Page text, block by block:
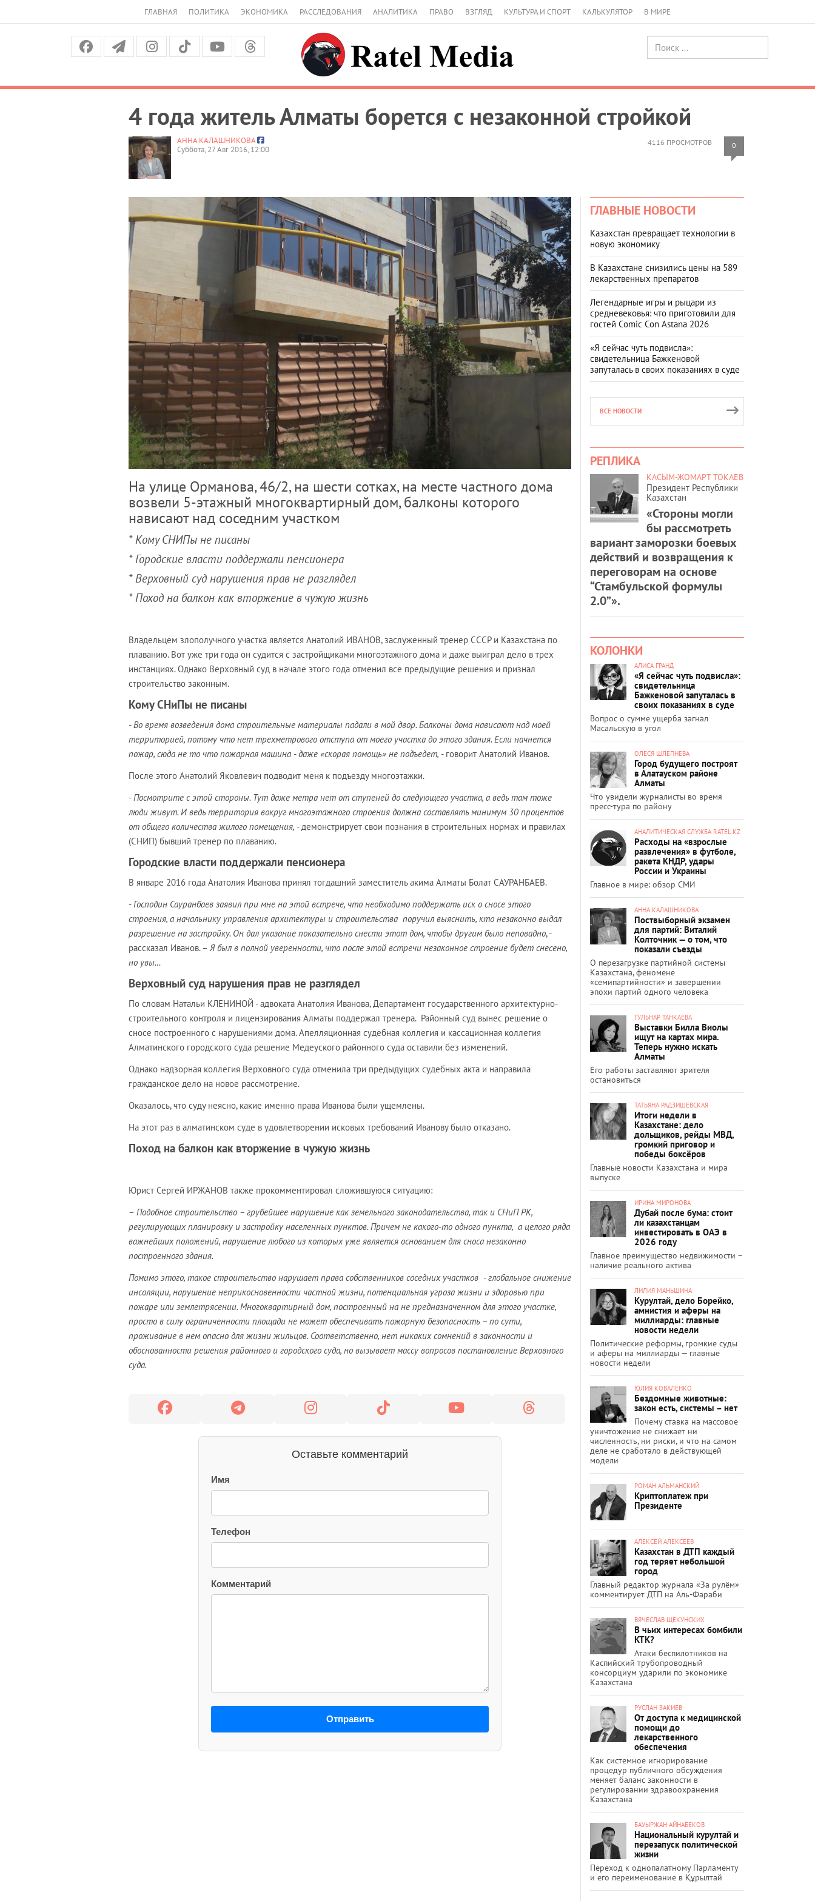
ГЛАВНАЯ ПОЛИТИКА ЭКОНОМИКА РАССЛЕДОВАНИЯ АНАЛИТИКА ПРАВО ВЗГЛЯД КУЛЬТУРА И СПОРТ КАЛЬКУЛЯТОР В МИРЕ
4 года житель Алматы борется с незаконной стройкой
4116 ПРОСМОТРОВ 0
АННА КАЛАШНИКОВА
Суббота, 27 Авг 2016, 12:00
На улице Орманова, 46/2, на шести сотках, на месте частного дома
возвели 5-этажный многоквартирный дом, балконы которого
нависают над соседним участком
* Кому СНИПы не писаны
* Городские власти поддержали пенсионера
* Верховный суд нарушения прав не разглядел
* Поход на балкон как вторжение в чужую жизнь
Владельцем злополучного участка является Анатолий ИВАНОВ, заслуженный тренер СССР и Казахстана по
плаванию. Вот уже три года он судится с застройщиками многоэтажного дома и даже выиграл дело в трех
инстанциях. Однако Верховный суд в начале этого года отменил все предыдущие решения и признал
строительство законным.
Кому СНиПы не писаны
- Во время возведения дома строительные материалы падали в мой двор. Балконы дома нависают над моей
территорией, потому что нет трехметрового отступа от моего участка до этого здания. Если начнется
пожар, сюда не то что пожарная машина - даже «скорая помощь» не подъедет, - говорит Анатолий Иванов.
После этого Анатолий Яковлевич подводит меня к подъезду многоэтажки.
-Посмотрите с этой стороны. Тут даже метра нет от ступеней до следующего участка, а ведь там тоже
люди живут. И ведь территория вокруг многоэтажного строения должна составлять минимум 30 процентов
от общего количества жилого помещения, -демонстрирует свои познания в строительных нормах и правилах
(СНИП) бывший тренер по плаванию.
Городские власти поддержали пенсионера
В январе 2016 года Анатолия Иванова принял тогдашний заместитель акима Алматы Болат САУРАНБАЕВ.
- Господин Сауранбаев заявил при мне на этой встрече, что необходимо поддержать иск о сносе этого
строения, а начальнику управления архитектуры и строительства поручил выяснить, кто незаконно выдал
разрешение на застройку. Он дал указание показательно снести этот дом, чтобы другим было неповадно, -
рассказал Иванов. – Я был в полной уверенности, что после этой встречи незаконное строение будет снесено,
но увы…
Верховный суд нарушения прав не разглядел
По словам Натальи КЛЕНИНОЙ - адвоката Анатолия Иванова, Департамент государственного архитектурно-
строительного контроля и лицензирования Алматы поддержал тренера. Районный суд вынес решение о
сносе построенного с нарушениями дома. Апелляционная судебная коллегия и кассационная коллегия
Алматинского городского суда решение Медеуского районного суда оставили без изменений.
Однако надзорная коллегия Верховного суда отменила три предыдущих судебных акта и направила
гражданское дело на новое рассмотрение.
Оказалось, что суду неясно, какие именно права Иванова были ущемлены.
На этот раз в алматинском суде в удовлетворении исковых требований Иванову было отказано.
Поход на балкон как вторжение в чужую жизнь
Юрист Сергей ИРЖАНОВ также прокомментировал сложившуюся ситуацию:
– Подобное строительство – грубейшее нарушение как земельного законодательства, так и СНиП РК,
регулирующих планировку и застройку населенных пунктов. Причем не какого-то одного пункта, а целого ряда
важнейших положений, нарушение любого из которых уже является основанием для сноса незаконно
построенного здания.
Помимо этого, такое строительство нарушает права собственников соседних участков - глобальное снижение
инсоляции, нарушение неприкосновенности частной жизни, потенциальная угроза жизни и здоровью при
пожаре или землетрясении. Многоквартирный дом, построенный на не предназначенном для этого участке,
просто в силу ограниченности площади не может обеспечивать пожарную безопасность – по сути,
проживание в нем опасно для жизни жильцов. Соответственно, нет никаких сомнений в законности и
обоснованности решения районного и городского суда, но вызывает массу вопросов постановление Верховного
суда.
Оставьте комментарий
Имя
Телефон
Комментарий
Отправить
ГЛАВНЫЕ НОВОСТИ
Казахстан превращает технологии в
новую экономику
В Казахстане снизились цены на 589
лекарственных препаратов
Легендарные игры и рыцари из
средневековья: что приготовили для
гостей Comic Con Astana 2026
«Я сейчас чуть подвисла»:
свидетельница Бажкеновой
запуталась в своих показаниях в суде
ВСЕ НОВОСТИ
РЕПЛИКА
КАСЫМ-ЖОМАРТ ТОКАЕВ
Президент Республики
Казахстан
«Стороны могли
бы рассмотреть
вариант заморозки боевых
действий и возвращения к
переговорам на основе
“Стамбульской формулы
2.0”».
КОЛОНКИ
АЛИСА ГРАНД
«Я сейчас чуть подвисла»:
свидетельница
Бажкеновой запуталась в
своих показаниях в суде
Вопрос о сумме ущерба загнал
Масальскую в угол
ОЛЕСЯ ШЛЕПНЕВА
Город будущего построят
в Алатауском районе
Алматы
Что увидели журналисты во время
пресс-тура по району
АНАЛИТИЧЕСКАЯ СЛУЖБА RATEL.KZ
Расходы на «взрослые
развлечения» в футболе,
ракета КНДР, удары
России и Украины
Главное в мире: обзор СМИ
АННА КАЛАШНИКОВА
Поствыборный экзамен
для партий: Виталий
Колточник — о том, что
показали съезды
О перезагрузке партийной системы
Казахстана, феномене
«семипартийности» и завершении
эпохи партий одного человека
ГУЛЬНАР ТАНКАЕВА
Выставки Билла Виолы
ищут на картах мира.
Теперь нужно искать
Алматы
Его работы заставляют зрителя
остановиться
ТАТЬЯНА РАДЗИШЕВСКАЯ
Итоги недели в
Казахстане: дело
дольщиков, рейды МВД,
громкий приговор и
победы боксёров
Главные новости Казахстана и мира
выпуске
ИРИНА МИРОНОВА
Дубай после бума: стоит
ли казахстанцам
инвестировать в ОАЭ в
2026 году
Главное преимущество недвижимости –
наличие реального актива
ЛИЛИЯ МАНЬШИНА
Курултай, дело Борейко,
амнистия и аферы на
миллиарды: главные
новости недели
Политические реформы, громкие суды
и аферы на миллиарды — главные
новости недели
ЮЛИЯ КОВАЛЕНКО
Бездомные животные:
закон есть, системы – нет
Почему ставка на массовое
уничтожение не снижает ни
численность, ни риски, и что на самом
деле не сработало в действующей
модели
РОМАН АЛЬМАНСКИЙ
Криптоплатеж при
Президенте
АЛЕКСЕЙ АЛЕКСЕЕВ
Казахстан в ДТП каждый
год теряет небольшой
город
Главный редактор журнала «За рулём»
комментирует ДТП на Аль-Фараби
ВЯЧЕСЛАВ ЩЕКУНСКИХ
В чьих интересах бомбили
КТК?
Атаки беспилотников на
Каспийский трубопроводный
консорциум ударили по экономике
Казахстана
РУСЛАН ЗАКИЕВ
От доступа к медицинской
помощи до
лекарственного
обеспечения
Как системное игнорирование
процедур публичного обсуждения
меняет баланс законности в
регулировании здравоохранения
Казахстана
БАУЫРЖАН АЙНАБЕКОВ
Национальный курултай и
перезапуск политической
жизни
Переход к однопалатному Парламенту
и его переименование в Құрылтай